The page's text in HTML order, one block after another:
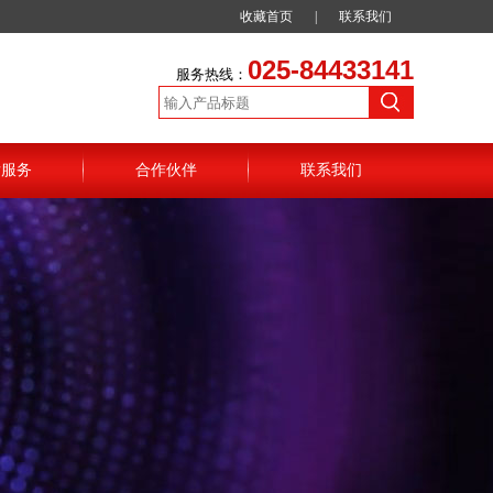
收藏首页 联系我们
服务热线： 025-84433141
务 合作伙伴 联系我们